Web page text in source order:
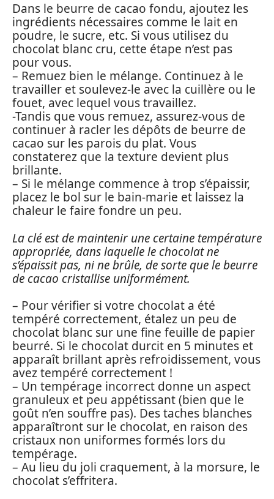
Dans le beurre de cacao fondu, ajoutez les
ingrédients nécessaires comme le lait en
poudre, le sucre, etc. Si vous utilisez du
chocolat blanc cru, cette étape n’est pas
pour vous.
– Remuez bien le mélange. Continuez à le
travailler et soulevez-le avec la cuillère ou le
fouet, avec lequel vous travaillez.
-Tandis que vous remuez, assurez-vous de
continuer à racler les dépôts de beurre de
cacao sur les parois du plat. Vous
constaterez que la texture devient plus
brillante.
– Si le mélange commence à trop s’épaissir,
placez le bol sur le bain-marie et laissez la
chaleur le faire fondre un peu.
La clé est de maintenir une certaine température
appropriée, dans laquelle le chocolat ne
s’épaissit pas, ni ne brûle, de sorte que le beurre
de cacao cristallise uniformément.
– Pour vérifier si votre chocolat a été
tempéré correctement, étalez un peu de
chocolat blanc sur une fine feuille de papier
beurré. Si le chocolat durcit en 5 minutes et
apparaît brillant après refroidissement, vous
avez tempéré correctement !
– Un tempérage incorrect donne un aspect
granuleux et peu appétissant (bien que le
goût n’en souffre pas). Des taches blanches
apparaîtront sur le chocolat, en raison des
cristaux non uniformes formés lors du
tempérage.
– Au lieu du joli craquement, à la morsure, le
chocolat s’effritera.